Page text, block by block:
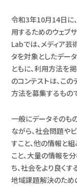
令和3年10月14日に
用するためのウェブ
Labでは、メディア
タを対象としたデー
ともに、利用方法を
のコンテストは、こ
方法を募集するもので
一般にデータそのも
ながら、社会問題や
すこと、他の情報と
こと、大量の情報を
ち、社会をより良く
地域課題解決のため